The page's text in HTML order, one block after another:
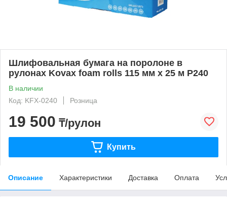
Шлифовальная бумага на поролоне в
рулонах Kovax foam rolls 115 мм x 25 м P240
В наличии
Код: KFX-0240
Розница
19 500 ₸/рулон
Купить
Описание Характеристики Доставка Оплата